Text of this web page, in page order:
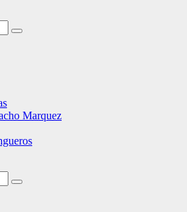
Marquez